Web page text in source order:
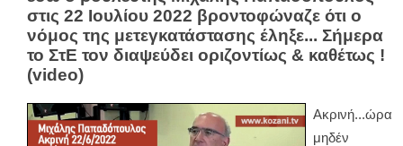
στις 22 Ιουλίου 2022 βροντοφώναζε ότι ο
νόμος της μετεγκατάστασης έληξε... Σήμερα
το ΣτΕ τον διαψεύδει οριζοντίως & καθέτως !
(video)
Ακρινή...ώρα
μηδέν